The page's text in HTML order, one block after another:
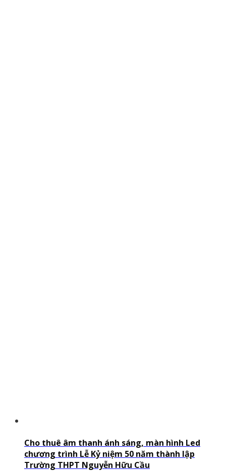
Cho thuê âm thanh ánh sáng, màn hình Led
chương trình Lễ Kỷ niệm 50 năm thành lập
Trường THPT Nguyễn Hữu Cầu